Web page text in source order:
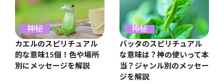
神秘
カエルのスピリチュアル
的な意味15個！色や場所
別にメッセージを解説
神秘
バッタのスピリチュアル
な意味は？神の使いって本
当？ジャンル別のメッセー
ジを解説